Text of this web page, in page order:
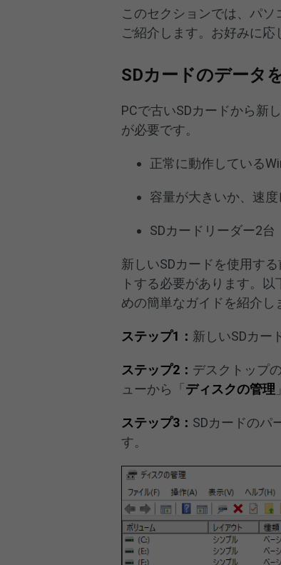
このセクションでは、パ
ご紹介します。お好みに応
SDカードのデータ
PCで古いSDカードから新
が必要です。
正常に動作している
容量が大きいか、速
SDカードリーダー2台
新しいSDカードを使用す
トする必要があります。
めの簡単なガイドを紹介し
ステップ1： 新しいSDカー
ステップ2： デスクトップ
ューから「 ディスクの管理
ステップ3： SDカードのパ
す。